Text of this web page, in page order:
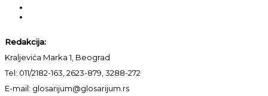
Redakcija:
Kraljevića Marka 1, Beograd
Tel: 011/2182-163, 2623-879, 3288-272
E-mail: glosarijum@glosarijum.rs